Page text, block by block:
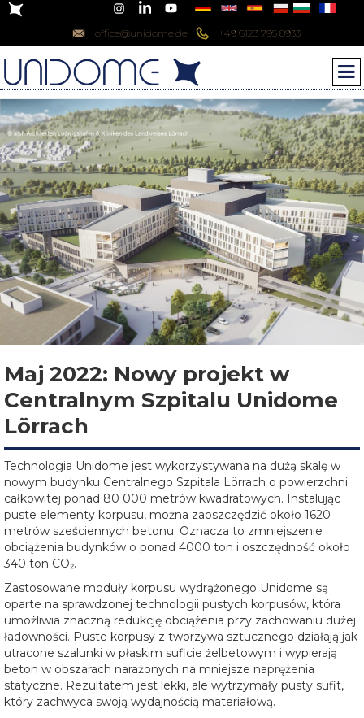
office@unidome.de +49 6123 795 8933
Maj 2022: Nowy projekt w
Centralnym Szpitalu Unidome
Lörrach
Technologia Unidome jest wykorzystywana na dużą skalę w
nowym budynku Centralnego Szpitala Lörrach o powierzchni
całkowitej ponad 80 000 metrów kwadratowych. Instalując
puste elementy korpusu, można zaoszczędzić około 1620
metrów sześciennych betonu. Oznacza to zmniejszenie
obciążenia budynków o ponad 4000 ton i oszczędność około
340 ton CO₂.
Zastosowane moduły korpusu wydrążonego Unidome są
oparte na sprawdzonej technologii pustych korpusów, która
umożliwia znaczną redukcję obciążenia przy zachowaniu dużej
ładowności. Puste korpusy z tworzywa sztucznego działają jak
utracone szalunki w płaskim suficie żelbetowym i wypierają
beton w obszarach narażonych na mniejsze naprężenia
statyczne. Rezultatem jest lekki, ale wytrzymały pusty sufit,
który zachwyca swoją wydajnością materiałową.